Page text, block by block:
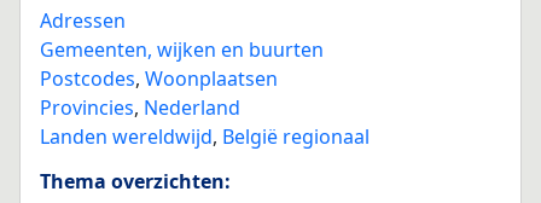
Adressen
Gemeenten, wijken en buurten
Postcodes, Woonplaatsen
Provincies, Nederland
Landen wereldwijd, België regionaal
Thema overzichten: